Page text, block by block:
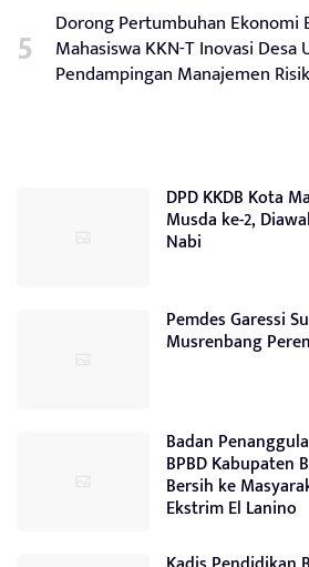
Dorong Pertumbuhan Ekonomi
Mahasiswa KKN-T Inovasi Desa
Pendampingan Manajemen
DPD KKDB Kota
Musda ke-2,
Nabi
Pemdes Garessi
Musrenbang
Badan
BPBD Kabupaten
Bersih ke
Ekstrim El Lanino